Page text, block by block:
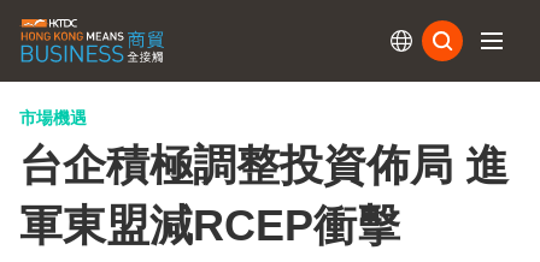
市場機遇
台企積極調整投資佈局 進
軍東盟減RCEP衝擊